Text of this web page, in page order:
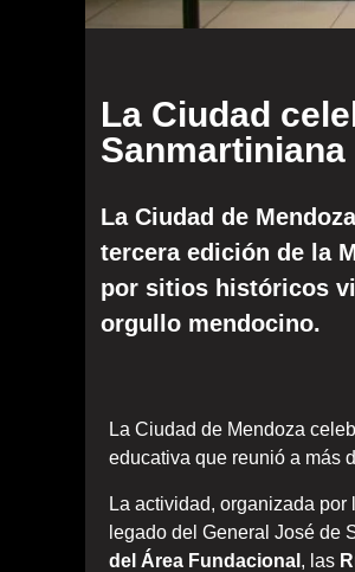
La Ciudad
La Ciudad de
tercera edición de la
por sitios históricos
orgullo mendocino.
La Ciudad de Mendoza
educativa que reunió a más
La actividad, organizada por
legado del General José de
del Área Fundacional , las